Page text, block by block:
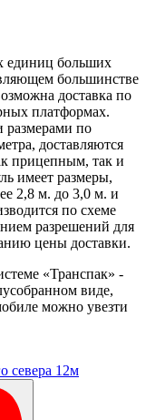
единиц больших
большинстве
доставка по
платформах.
размерами по
доставляются
прицепным, так и
имеет размеры,
2,8 м. до 3,0 м. и
по схеме
разрешений для
цены доставки.
«Транспак» -
виде,
можно увезти
севера 12м